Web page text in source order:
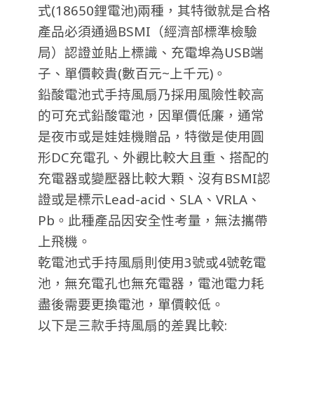
式(18650鋰電池)兩種，其特徵就是合格
產品必須通過BSMI（經濟部標準檢驗
局）認證並貼上標識、充電埠為USB端
子、單價較貴(數百元~上千元)。
鉛酸電池式手持風扇乃採用風險性較高
的可充式鉛酸電池，因單價低廉，通常
是夜市或是娃娃機贈品，特徵是使用圓
形DC充電孔、外觀比較大且重、搭配的
充電器或變壓器比較大顆、沒有BSMI認
證或是標示Lead-acid、SLA、VRLA、
Pb。此種產品因安全性考量，無法攜帶
上飛機。
乾電池式手持風扇則使用3號或4號乾電
池，無充電孔也無充電器，電池電力耗
盡後需要更換電池，單價較低。
以下是三款手持風扇的差異比較: